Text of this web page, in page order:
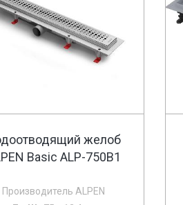
желоб
Basic ALP-750B1
Производитель ALPEN